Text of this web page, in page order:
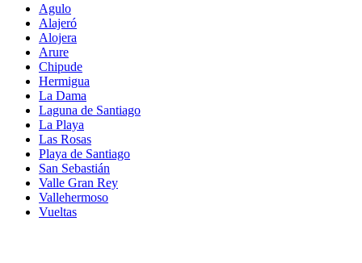
Agulo
Alajeró
Alojera
Arure
Chipude
Hermigua
La Dama
Laguna de Santiago
La Playa
Las Rosas
Playa de Santiago
San Sebastián
Valle Gran Rey
Vallehermoso
Vueltas